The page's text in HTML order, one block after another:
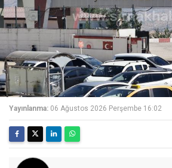
Yayınlanma: 06 Ağustos 2026 Perşembe 16:02